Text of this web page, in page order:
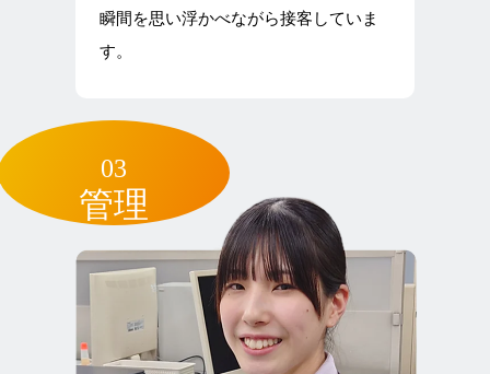
瞬間を思い浮かべながら接客していま
す。
03
管理